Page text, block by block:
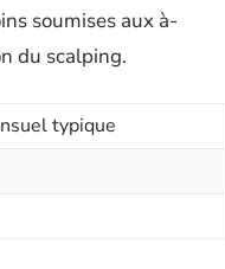
soumises aux à-
du scalping.
typique